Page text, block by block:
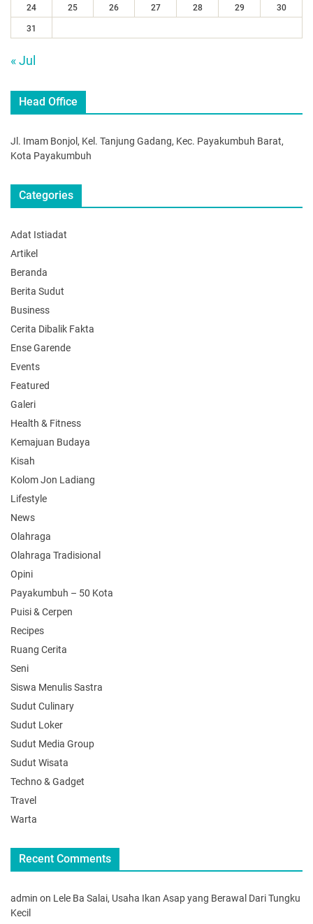
24 25 26 27 28 29 30
31
« Jul
Head Office
Jl. Imam Bonjol, Kel. Tanjung Gadang, Kec. Payakumbuh Barat,
Kota Payakumbuh
Categories
Adat Istiadat
Artikel
Beranda
Berita Sudut
Business
Cerita Dibalik Fakta
Ense Garende
Events
Featured
Galeri
Health & Fitness
Kemajuan Budaya
Kisah
Kolom Jon Ladiang
Lifestyle
News
Olahraga
Olahraga Tradisional
Opini
Payakumbuh – 50 Kota
Puisi & Cerpen
Recipes
Ruang Cerita
Seni
Siswa Menulis Sastra
Sudut Culinary
Sudut Loker
Sudut Media Group
Sudut Wisata
Techno & Gadget
Travel
Warta
Recent Comments
admin on Lele Ba Salai, Usaha Ikan Asap yang Berawal Dari Tungku
Kecil